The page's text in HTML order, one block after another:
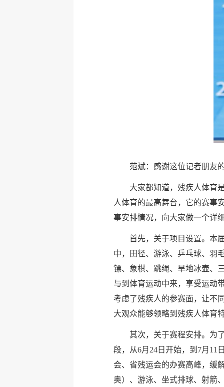
范斌：感谢这位记者朋友
大家都知道，残疾人体育
人体育的最高舞台，它的赛事
事安排情况，向大家做一个详
首先，关于项目设置。本
中，田径、游泳、乒乓球、羽
镖、象棋、跳绳、旱地冰壶、
与到体育运动中来，享受运动
考虑了残疾人的参赛面，让不
大观众能够领略到残疾人体育
其次，关于赛程安排。为
段，从6月24日开始，到7月11
会、省残运会的办赛高峰，缓
奥）、游泳、坐式排球、射箭